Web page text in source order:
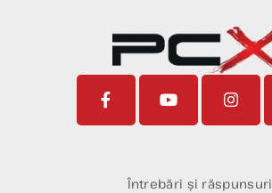
Întrebări și răspunsuri